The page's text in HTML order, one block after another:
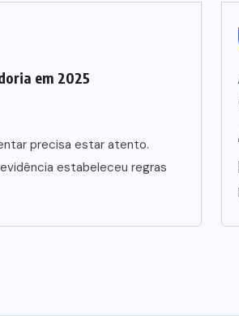
em 2025
precisa estar atento.
estabeleceu regras